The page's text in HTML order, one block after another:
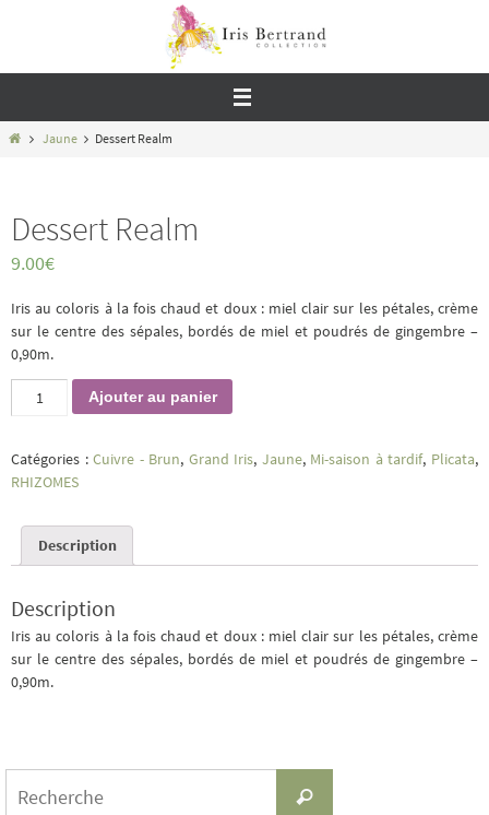
contenu
HomeJaune Dessert Realm
Dessert Realm
9.00€
Iris au coloris à la fois chaud et doux : miel clair sur les pétales, crème
sur le centre des sépales, bordés de miel et poudrés de gingembre –
0,90m.
quantité
de
Realm
Ajouter au panier
Catégories :Cuivre - Brun, Grand Iris, Jaune, Mi-saison à tardif, Plicata,
RHIZOMES
Description
Description
Iris au coloris à la fois chaud et doux : miel clair sur les pétales, crème
sur le centre des sépales, bordés de miel et poudrés de gingembre –
0,90m.
Recherche